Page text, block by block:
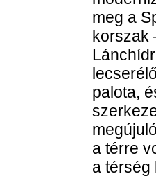
meg a
korszak
palota,
a térre
a térség